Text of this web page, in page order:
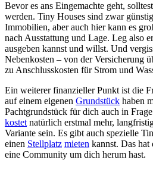
Bevor es ans Eingemachte geht,
werden. Tiny Houses sind zwar
Immobilien, aber auch hier kann es
nach Ausstattung und Lage. Leg also
ausgeben kannst und willst. Und
Nebenkosten – von der Versicherung
zu Anschlusskosten für Strom und
Ein weiterer finanzieller Punkt ist die
auf einem eigenen Grundstück haben
Pachtgrundstück für dich auch in
kostet natürlich erstmal mehr,
Variante sein. Es gibt auch spezielle
einen Stellplatz mieten kannst. Das hat
eine Community um dich herum hast.